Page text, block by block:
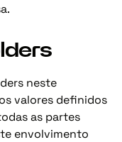
neste
valores definidos
as partes
envolvimento